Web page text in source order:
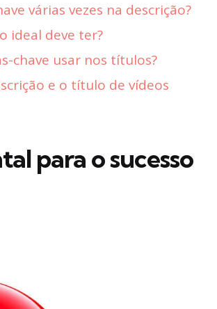
várias vezes na descrição?
ideal deve ter?
chave usar nos títulos?
e o título de vídeos
para o sucesso